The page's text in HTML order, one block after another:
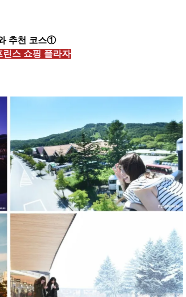
추천 코스①
린스 쇼핑 플라자